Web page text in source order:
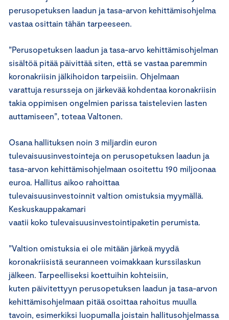
perusopetuksen laadun ja tasa-arvon kehittämisohjelma
vastaa osittain tähän tarpeeseen.
”Perusopetuksen laadun ja tasa-arvo kehittämisohjelman
sisältöä pitää päivittää siten, että se vastaa paremmin
koronakriisin jälkihoidon tarpeisiin. Ohjelmaan
varattuja resursseja on järkevää kohdentaa koronakriisin
takia oppimisen ongelmien parissa taistelevien lasten
auttamiseen”, toteaa Valtonen.
Osana hallituksen noin 3 miljardin euron
tulevaisuusinvestointeja on perusopetuksen laadun ja
tasa-arvon kehittämisohjelmaan osoitettu 190 miljoonaa
euroa. Hallitus aikoo rahoittaa
tulevaisuusinvestoinnit valtion omistuksia myymällä.
Keskuskauppakamari
vaatii koko tulevaisuusinvestointipaketin perumista.
”Valtion omistuksia ei ole mitään järkeä myydä
koronakriisistä seuranneen voimakkaan kurssilaskun
jälkeen. Tarpeelliseksi koettuihin kohteisiin,
kuten päivitettyyn perusopetuksen laadun ja tasa-arvon
kehittämisohjelmaan pitää osoittaa rahoitus muulla
tavoin, esimerkiksi luopumalla joistain hallitusohjelmassa